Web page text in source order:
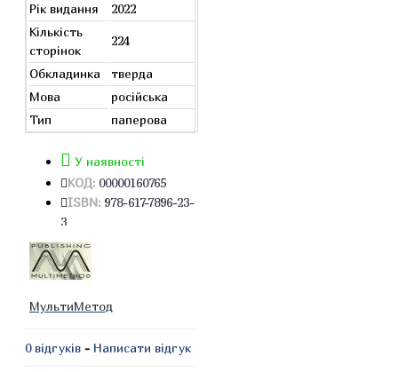
Рік видання
2022
Кількість
сторінок
224
Обкладинка
тверда
Мова
російська
Тип
паперова
У наявності
КОД: 00000160765
ISBN: 978-617-7896-23-
3
МультиМетод
0 відгуків - Написати відгук